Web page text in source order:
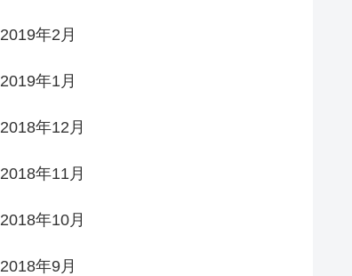
2019年2月
2019年1月
2018年12月
2018年11月
2018年10月
2018年9月